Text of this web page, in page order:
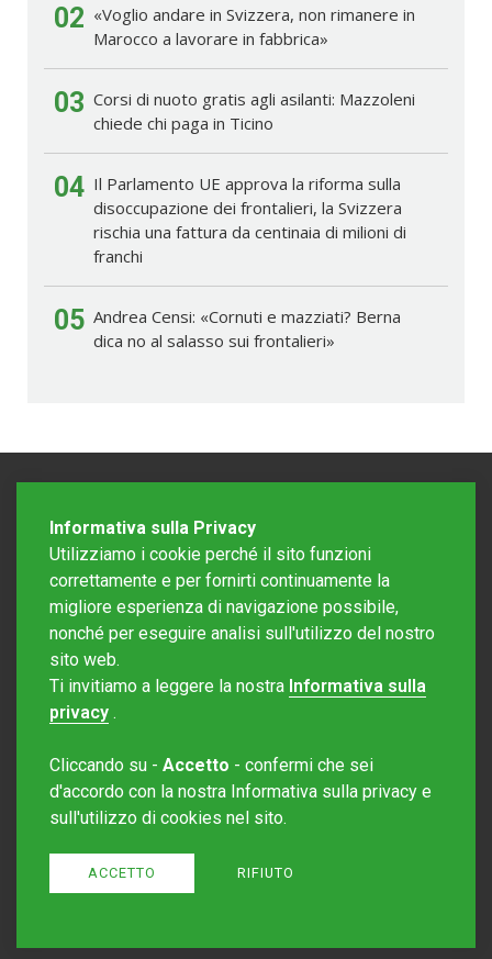
02 «Voglio andare in Svizzera, non rimanere in
Marocco a lavorare in fabbrica»
03 Corsi di nuoto gratis agli asilanti: Mazzoleni
chiede chi paga in Ticino
04 Il Parlamento UE approva la riforma sulla
disoccupazione dei frontalieri, la Svizzera
rischia una fattura da centinaia di milioni di
franchi
05 Andrea Censi: «Cornuti e mazziati? Berna
dica no al salasso sui frontalieri»
Editore Rotostampa SA
Sito creato daRedesign
Informativa sulla Privacy
Utilizziamo i cookie perché il sito funzioni
correttamente e per fornirti continuamente la
migliore esperienza di navigazione possibile,
nonché per eseguire analisi sull'utilizzo del nostro
sito web.
Ti invitiamo a leggere la nostra Informativa sulla
privacy .
Cliccando su - Accetto - confermi che sei
d'accordo con la nostra Informativa sulla privacy e
sull'utilizzo di cookies nel sito.
ACCETTO RIFIUTO